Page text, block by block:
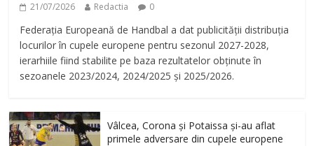
21/07/2026 Redactia 0
Federația Europeană de Handbal a dat publicității distribuția
locurilor în cupele europene pentru sezonul 2027-2028,
ierarhiile fiind stabilite pe baza rezultatelor obținute în
sezoanele 2023/2024, 2024/2025 și 2025/2026.
Vâlcea, Corona și Potaissa și-au aflat
primele adversare din cupele europene